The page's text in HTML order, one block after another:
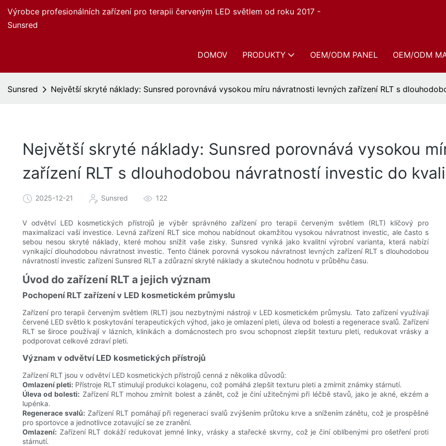
Výrobce profesionálních zařízení pro terapii červeným LED světlem od roku 2017 -
Sunsred
DOMOV PRODUKTY OEM/ODM PANEL OEM/ODM
Sunsred Největší skryté náklady: Sunsred porovnává vysokou míru návratnosti levných zařízení RLT s
Největší skryté náklady: Sunsred porovnává vysokou
zařízení RLT s dlouhodobou návratností investic do
2025-12-21 Sunsred 122
V odvětví LED kosmetických přístrojů je výběr správného zařízení pro terapii červeným světlem (RLT) klíčový pro
maximalizaci vaší investice. Levná zařízení RLT sice mohou nabídnout okamžitou vysokou návratnost investic, ale často s
sebou nesou skryté náklady, které mohou snížit vaše zisky. Sunsred vyniká jako kvalitní výrobní varianta, která nabízí
vynikající dlouhodobou návratnost investic. Tento článek porovná vysokou návratnost levných zařízení RLT s dlouhodobou
návratností investic zařízení Sunsred RLT a zdůrazní skryté náklady a skutečnou hodnotu v průběhu času.
Úvod do zařízení RLT a jejich význam
Pochopení RLT zařízení v LED kosmetickém průmyslu
Zařízení pro terapii červeným světlem (RLT) jsou nezbytnými nástroji v LED kosmetickém průmyslu. Tato zařízení využívají
červené LED světlo k poskytování terapeutických výhod, jako je omlazení pleti, úleva od bolesti a regenerace svalů. Zařízení
RLT se široce používají v lázních, klinikách a domácnostech pro svou schopnost zlepšit texturu pleti, redukovat vrásky a
podporovat celkové zdraví pleti.
Význam v odvětví LED kosmetických přístrojů
Zařízení RLT jsou v odvětví LED kosmetických přístrojů cenná z několika důvodů:
Omlazení pleti: Přístroje RLT stimulují produkci kolagenu, což pomáhá zlepšit texturu pleti a zmírnit známky stárnutí.
Úleva od bolesti: Zařízení RLT mohou zmírnit bolest a zánět, což je činí užitečnými při léčbě stavů, jako je akné, ekzém a
lupénka.
Regenerace svalů:Zařízení RLT pomáhají při regeneraci svalů zvýšením průtoku krve a snížením zánětu, což je prospěšné
pro sportovce a jednotlivce zotavující se ze zranění.
Omlazení: Zařízení RLT dokáží redukovat jemné linky, vrásky a stařecké skvrny, což je činí oblíbenými pro ošetření proti
stárnutí.